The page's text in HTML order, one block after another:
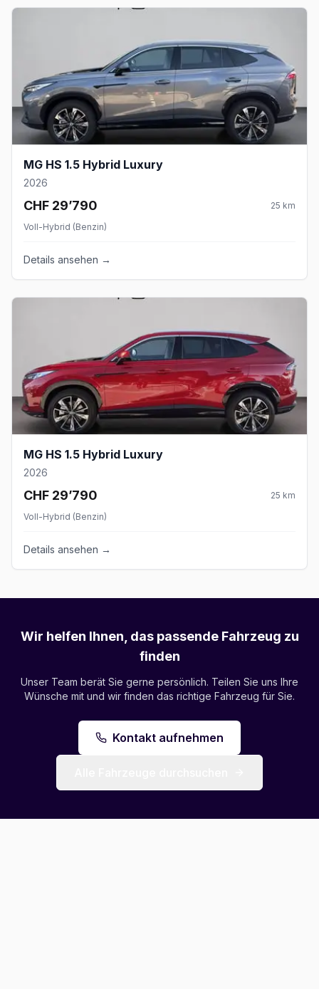
MG HS 1.5 Hybrid Luxury
2026
CHF 29’790 25 km
Voll-Hybrid (Benzin)
Details ansehen →
MG HS 1.5 Hybrid Luxury
2026
CHF 29’790 25 km
Voll-Hybrid (Benzin)
Details ansehen →
Wir helfen Ihnen, das passende Fahrzeug zu
finden
Unser Team berät Sie gerne persönlich. Teilen Sie uns Ihre
Wünsche mit und wir finden das richtige Fahrzeug für Sie.
Kontakt aufnehmen